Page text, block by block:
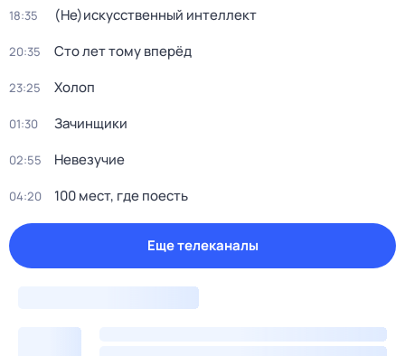
18:35 (Не)искусственный интеллект
20:35 Сто лет тому вперёд
23:25 Холоп
01:30 Зачинщики
02:55 Невезучие
04:20 100 мест, где поесть
Еще телеканалы